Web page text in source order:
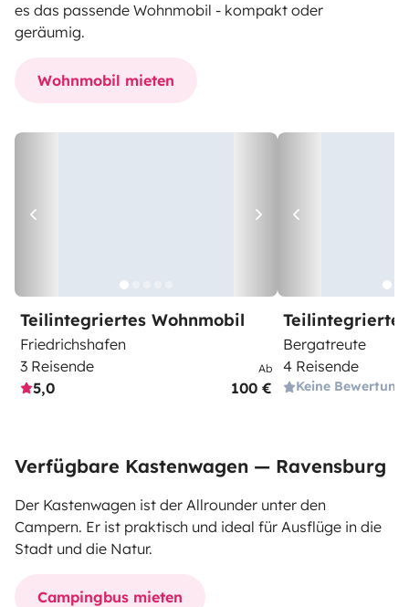
es das passende Wohnmobil - kompakt oder
geräumig.
Wohnmobil mieten
Teilintegriertes Wohnmobil
Friedrichshafen
3 Reisende
5,0
Ab
100 €
Bergatreute
4 Reisende
Keine Bewertung
Verfügbare Kastenwagen — Ravensburg
Der Kastenwagen ist der Allrounder unter den
Campern. Er ist praktisch und ideal für Ausflüge in die
Stadt und die Natur.
Campingbus mieten